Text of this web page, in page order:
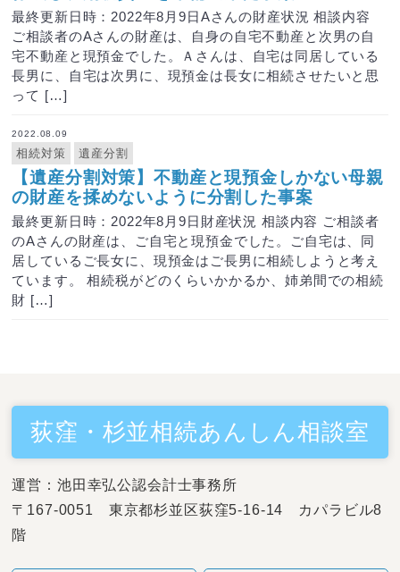
最終更新日時：2022年8月9日Aさんの財産状況 相談内容
ご相談者のAさんの財産は、自身の自宅不動産と次男の自
宅不動産と現預金でした。Ａさんは、自宅は同居している
長男に、自宅は次男に、現預金は長女に相続させたいと思
って […]
2022.08.09
相続対策 遺産分割
【遺産分割対策】不動産と現預金しかない母親
の財産を揉めないように分割した事案
最終更新日時：2022年8月9日財産状況 相談内容 ご相談者
のAさんの財産は、ご自宅と現預金でした。ご自宅は、同
居しているご長女に、現預金はご長男に相続しようと考え
ています。 相続税がどのくらいかかるか、姉弟間での相続
財 […]
荻窪・杉並相続あんしん相談室
運営：池田幸弘公認会計士事務所
〒167-0051 東京都杉並区荻窪5-16-14 カパラビル8
階